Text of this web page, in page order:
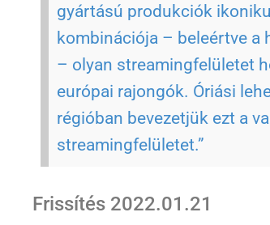
gyártású produkciók
kombinációja – beleértve a
– olyan streamingfelületet
európai rajongók. Óriási
régióban bevezetjük ezt a
streamingfelületet.”
Frissítés 2022.01.21